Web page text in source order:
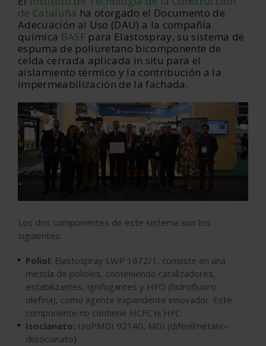
de Cataluña ha otorgado el Documento de
Adecuación al Uso (DAU) a la compañía
química BASF para Elastospray, su sistema de
espuma de poliuretano bicomponente de
celda cerrada aplicada in situ para el
aislamiento térmico y la contribución a la
impermeabilización de la fachada.
Los dos componentes de este sistema son los
siguientes:
Poliol: Elastospray LWP 1672/1, consiste en una
mezcla de polioles, conteniendo catalizadores,
estabilizantes, ignifugantes y HFO (hidrofluoro-
olefina), como agente expandente innovador. Este
componente no contiene HCFC ni HFC.
Isocianato: IsoPMDI 92140, MDI (difenilmetano-
diisocianato).